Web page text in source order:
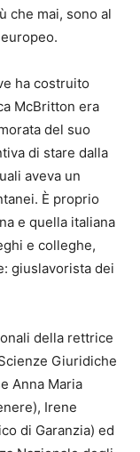
che mai, sono al
ha costruito
McBritton era
del suo
di stare dalla
aveva un
È proprio
e quella italiana
e colleghe,
giuslavorista dei
della rettrice
Giuridiche
Anna Maria
Irene
di Garanzia) ed